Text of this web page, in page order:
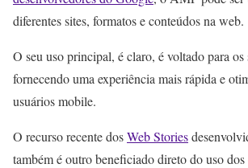
diferentes sites, formatos e conteúdos na web.
O seu uso principal, é claro, é voltado para os
fornecendo uma experiência mais rápida e
usuários mobile.
O recurso recente dosWeb Stories
também é outro beneficiado direto do uso